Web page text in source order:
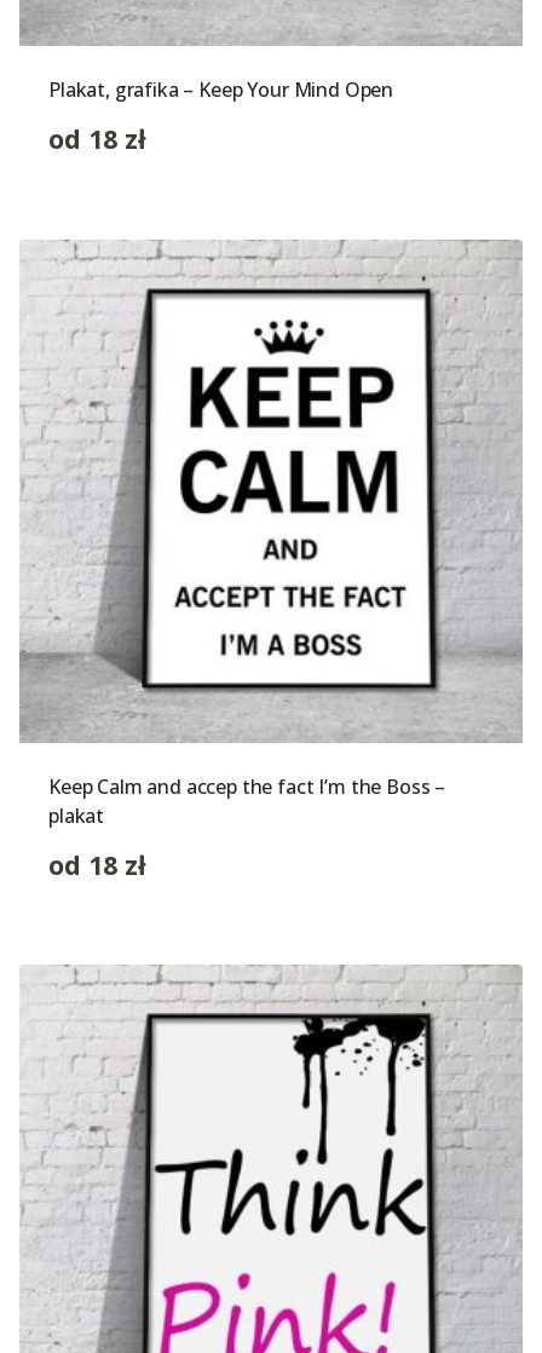
Plakat, grafika – Keep Your Mind Open
od 18 zł
Keep Calm and accep the fact I’m the Boss –
plakat
od 18 zł